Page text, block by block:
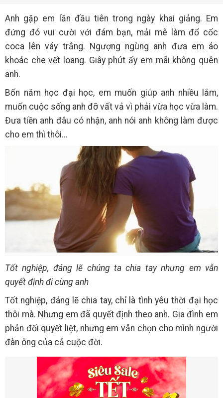
Anh gặp em lần đầu tiên trong ngày khai giảng. Em
đứng đó vui cười với đám bạn, mải mê làm đổ cốc
coca lên váy trắng. Ngượng ngùng anh đưa em áo
khoác che vết loang. Giây phút ấy em mãi không quên
anh.
Bốn năm học đại học, em muốn giúp anh nhiều lắm,
muốn cuộc sống anh đỡ vất vả vì phải vừa học vừa làm.
Đưa tiền anh đâu có nhận, anh nói anh không làm được
cho em thì thôi...
Tốt nghiệp, đáng lẽ chúng ta chia tay nhưng em vẫn
quyết định đi cùng anh
Tốt nghiệp, đáng lẽ chia tay, chỉ là tình yêu thời đại học
thôi mà. Nhưng em đã quyết định theo anh. Gia đình em
phản đối quyết liệt, nhưng em vẫn chọn cho mình người
đàn ông của cả cuộc đời.